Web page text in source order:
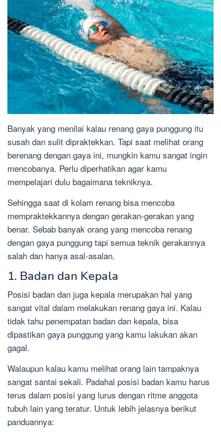
Banyak yang menilai kalau renang gaya punggung itu
susah dan sulit dipraktekkan. Tapi saat melihat orang
berenang dengan gaya ini, mungkin kamu sangat ingin
mencobanya. Perlu diperhatikan agar kamu
mempelajari dulu bagaimana tekniknya.
Sehingga saat di kolam renang bisa mencoba
mempraktekkannya dengan gerakan-gerakan yang
benar. Sebab banyak orang yang mencoba renang
dengan gaya punggung tapi semua teknik gerakannya
salah dan hanya asal-asalan.
1. Badan dan Kepala
Posisi badan dan juga kepala merupakan hal yang
sangat vital dalam melakukan renang gaya ini. Kalau
tidak tahu penempatan badan dan kepala, bisa
dipastikan gaya punggung yang kamu lakukan akan
gagal.
Walaupun kalau kamu melihat orang lain tampaknya
sangat santai sekali. Padahal posisi badan kamu harus
terus dalam posisi yang lurus dengan ritme anggota
tubuh lain yang teratur. Untuk lebih jelasnya berikut
panduannya: